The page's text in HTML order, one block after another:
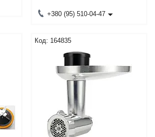
+380 (95) 510-04-47
164835